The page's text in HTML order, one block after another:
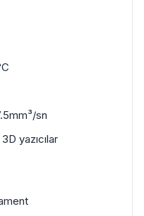
sn
yazıcılar